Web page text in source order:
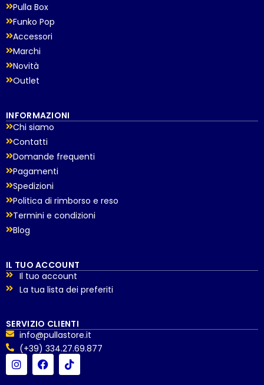
Pulla Box
Funko Pop
Accessori
Marchi
Novità
Outlet
INFORMAZIONI
Chi siamo
Contatti
Domande frequenti
Pagamenti
Spedizioni
Politica di rimborso e reso
Termini e condizioni
Blog
IL TUO ACCOUNT
Il tuo account
La tua lista dei preferiti
SERVIZIO CLIENTI
info@pullastore.it
(+39) 334.27.69.877